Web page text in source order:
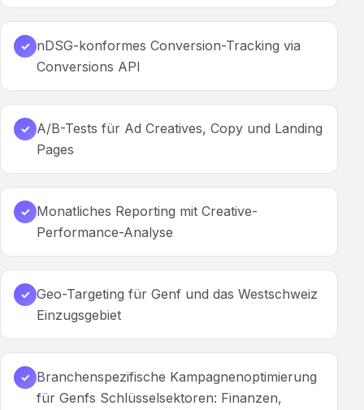
✓ nDSG-konformes Conversion-Tracking via
Conversions API
✓ A/B-Tests für Ad Creatives, Copy und Landing
Pages
✓ Monatliches Reporting mit Creative-
Performance-Analyse
✓ Geo-Targeting für Genf und das Westschweiz
Einzugsgebiet
✓ Branchenspezifische Kampagnenoptimierung
für Genfs Schlüsselsektoren: Finanzen,